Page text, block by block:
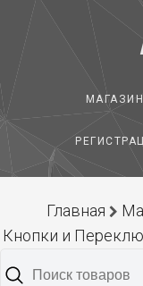
МАГАЗИН
Главная
Кнопки и